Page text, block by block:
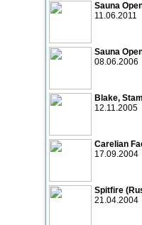
Sauna
11.06.2011
Sauna
08.06.2006
Blake,
12.11.2005
Carelian
17.09.2004
Spitfire
21.04.2004